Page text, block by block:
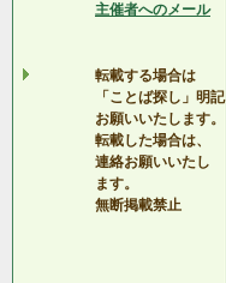
主催者へのメール
転載する場合は
「ことば探し」明記
お願いいたします。
転載した場合は、
連絡お願いいたし
ます。
無断掲載禁止